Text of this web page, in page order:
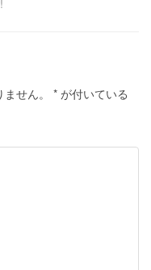
せん。 * が付いている